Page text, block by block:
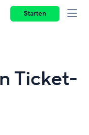
Starten
Ticket-